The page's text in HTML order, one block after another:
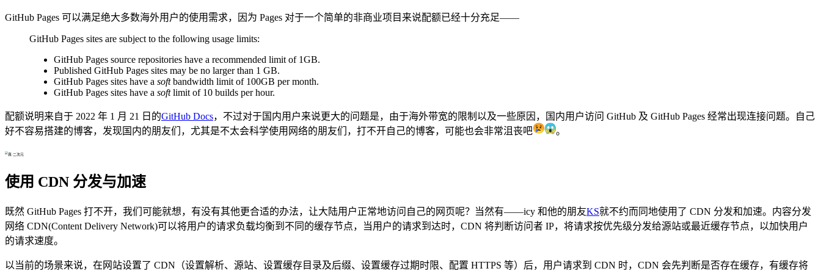
GitHub Pages 可以满足绝大多数海外用户的使用需求，因为 Pages 对于一个简单的非商业项目来说配额已经十分充足——
GitHub Pages sites are subject to the following usage limits:
GitHub Pages source repositories have a recommended limit of 1GB.
Published GitHub Pages sites may be no larger than 1 GB.
GitHub Pages sites have a softbandwidth limit of 100GB per month.
GitHub Pages sites have a softlimit of 10 builds per hour.
配额说明来自于 2022 年 1 月 21 日的GitHub Docs，不过对于国内用户来说更大的问题是，由于海外带宽的限制以及一些原因，国内用户访问 GitHub 及 GitHub Pages 经常出现连接问题。自己
好不容易搭建的博客，发现国内的朋友们，尤其是不太会科学使用网络的朋友们，打不开自己的博客，可能也会非常沮丧吧😢😱。
使用 CDN 分发与加速
既然 GitHub Pages 打不开，我们可能就想，有没有其他更合适的办法，让大陆用户正常地访问自己的网页呢？当然有——icy 和他的朋友KS就不约而同地使用了 CDN 分发和加速。内容分发
网络 CDN(Content Delivery Network)可以将用户的请求负载均衡到不同的缓存节点，当用户的请求到达时，CDN 将判断访问者 IP，将请求按优先级分发给源站或最近缓存节点，以加快用户
的请求速度。
以当前的场景来说，在网站设置了 CDN（设置解析、源站、设置缓存目录及后缀、设置缓存过期时限、配置 HTTPS 等）后，用户请求到 CDN 时，CDN 会先判断是否存在缓存，有缓存将